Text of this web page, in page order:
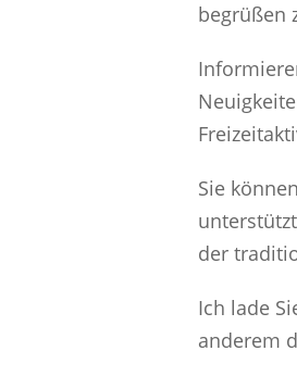
begrüßen
Sie
der
Ich lade
anderem